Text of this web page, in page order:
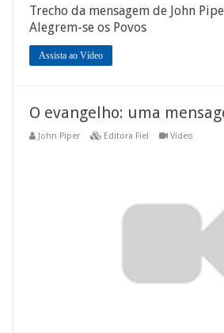
Trecho da mensagem de John
Alegrem-se os Povos
Assista ao Vídeo
O evangelho: uma
John Piper Editora Fiel Vídeo